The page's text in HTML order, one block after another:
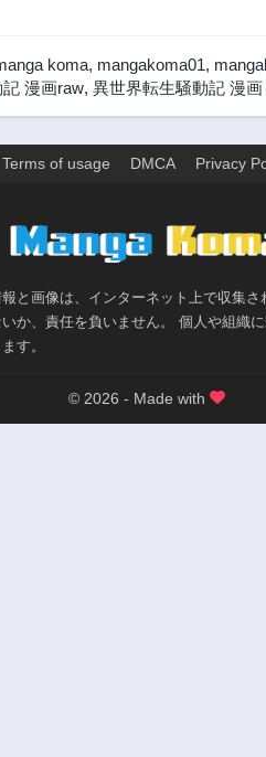
koma, mangakoma01,
漫画raw, 異世界転生騒動記 漫画
Terms of usage DMCA Privacy
と画像は、インターネット上で収集
か、責任を負いません。 個人や組織
す。
© 2026 - Made with